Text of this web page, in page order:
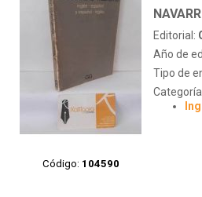
Código: 104590
Editorial:
Año de
Tipo de